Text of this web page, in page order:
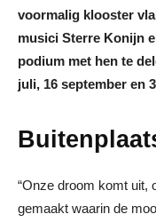
voormalig klooster
musici Sterre Konijn
podium met hen te
juli, 16 september en
“Onze droom komt uit,
gemaakt waarin de